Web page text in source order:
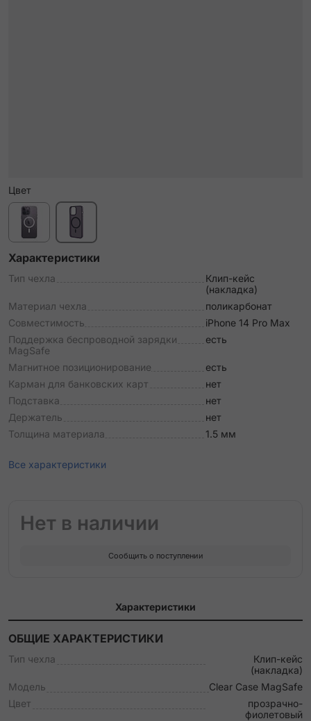
Цвет
Характеристики
Тип чехла
Клип-кейс
(накладка)
Материал чехла
поликарбонат
Совместимость
iPhone 14 Pro Max
Поддержка беспроводной зарядки
MagSafe
есть
Магнитное позиционирование
есть
Карман для банковских карт
нет
Подставка
нет
Держатель
нет
Толщина материала
1.5 мм
Все характеристики
Нет в наличии
Сообщить о поступлении
Характеристики
ОБЩИЕ ХАРАКТЕРИСТИКИ
Тип чехла
Клип-кейс
(накладка)
Модель
Clear Case MagSafe
Цвет
прозрачно-
фиолетовый